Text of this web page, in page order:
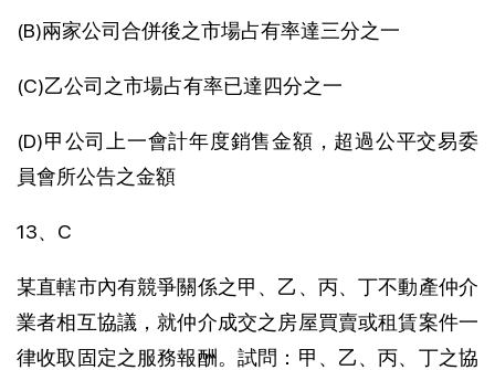
(B)兩家公司合併後之市場占有率達三分之一
(C)乙公司之市場占有率已達四分之一
(D)甲公司上一會計年度銷售金額，超過公平交易委
員會所公告之金額
13、C
某直轄市內有競爭關係之甲、乙、丙、丁不動產仲介
業者相互協議，就仲介成交之房屋買賣或租賃案件一
律收取固定之服務報酬。試問：甲、乙、丙、丁之協